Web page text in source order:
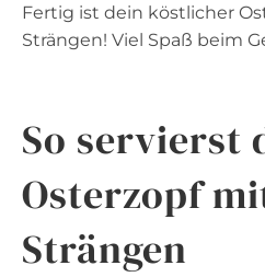
Fertig ist dein köstlicher
Strängen! Viel Spaß beim
So servierst
Osterzopf
Strängen